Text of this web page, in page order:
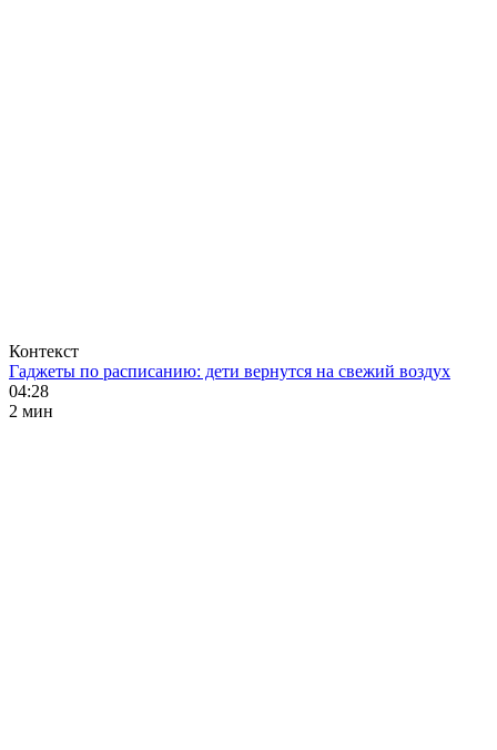
Контекст
Гаджеты по расписанию: дети вернутся на свежий воздух
04:28
2 мин